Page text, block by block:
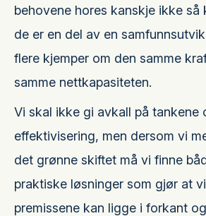
behovene hores kanskje ikke så
de er en del av en
flere kjemper om den samme
samme nettkapasiteten.
Vi skal ikke gi avkall på tankene
effektivisering, men dersom vi
det grønne skiftet må vi finne
praktiske løsninger som gjør at
premissene kan ligge i forkant